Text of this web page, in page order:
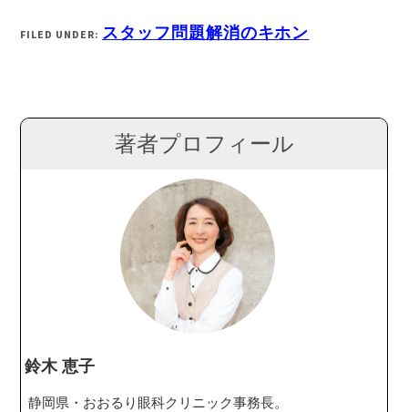
FILED UNDER: スタッフ問題解消のキホン
著者プロフィール
鈴木 恵子
静岡県・おおるり眼科クリニック事務長。